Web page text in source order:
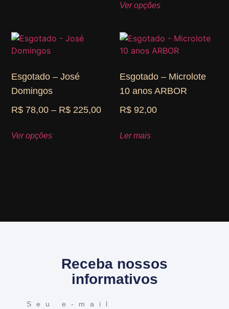
Ver opções
Esgotado – José
Domingos
R$ 78,00 – R$ 225,00
Ver opções
Esgotado – Microlote
10 anos ARBOR
R$ 92,00
Ler mais
Receba nossos
informativos